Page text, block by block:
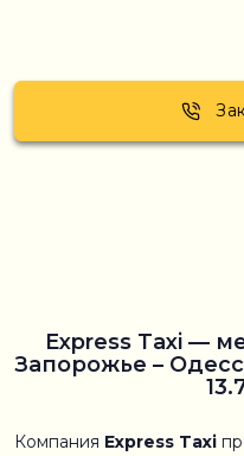
Express Taxi —
Запорожье –
Компания Express Taxi